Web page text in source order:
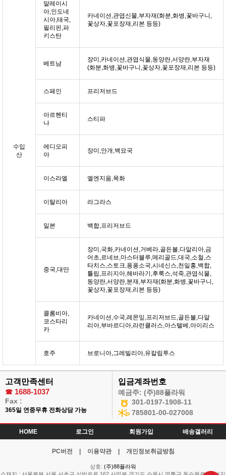
수입
산
말레이시
아,인도네
시아,태국,
필리핀,파
키스탄
카네이션,관엽신물,부자재(화분,화병,꽃바구니,
꽃상자,꽃포장재,리본 등등)
베트남
장미,카네이션,관엽식물,동양란,서양란,부자재
(화분,화병,꽃바구니,꽃상자,꽃포장재,리본 등등)
스페인 프리저브드
아르헨티
나
스티파
에디오피
아
장미,안개,백묘국
이스라엘 엘엔지움,목화
이탈리아 라그라스
일본 백합,프리저브드
중국,대만
장미,국화,카네이션,거베라,골든볼,다알리아,금
어초,르네브,마스터블루,메리골드,대국,소철,스
타치스,스토크,퐁퐁소국,시네신스,천일홍,백합,
튤립,프리지아,해바라기,후룩스,석죽,관엽식물,
동양란,서양란,분재,부자재(화분,화병,꽃바구니,
꽃상자,꽃포장재,리본 등등)
콜롬비아,
코스타리
카
카네이션,수국,레몬잎,프리저브드,골든볼,다알
리아,부바르디아,라런큘러스,아스텔베,아이리스
호주 브로니아,그레빌리아,유칼립투스
고객만족센터
☎ 1688-1037
Fax :
365일 연중무휴 전화상담 가능
입금계좌번호
예금주: (주)88플라워
301-0197-1908-11
785801-00-027008
HOME 로그인 회원가입 배송갤러리
PC버전 이용약관 개인정보취급방침
상호: (주)88플라워